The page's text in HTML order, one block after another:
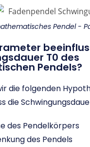
Pendel -
T0 des
Pendels?
die folgenden
die
des Pendelkörpers
des Pendels